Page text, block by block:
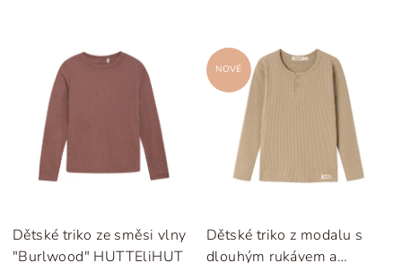
Dětské triko ze směsi vlny
"Burlwood" HUTTEliHUT
NOVÉ
Dětské triko z modalu s
dlouhým rukávem a